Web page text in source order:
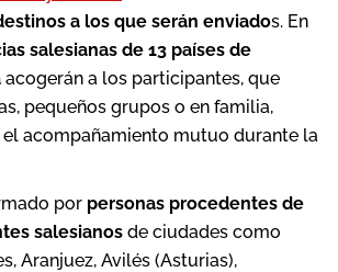
a los que serán enviados. En
salesianas de 13 países de
acogerán a los participantes, que
pequeños grupos o en familia,
acompañamiento mutuo durante la
por personas procedentes de
salesianos de ciudades como
Aranjuez, Avilés (Asturias),